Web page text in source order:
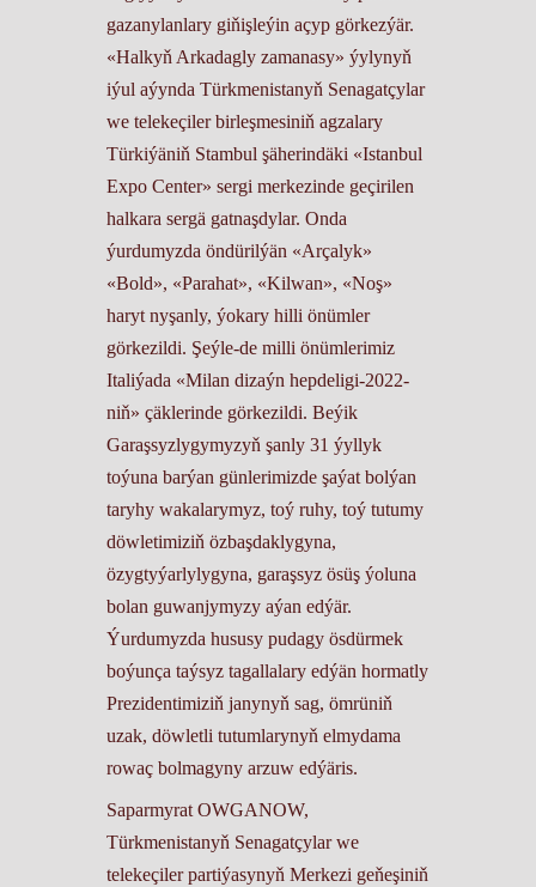
Saparmyrat OWGANOW,
Türkmenistanyň Senagatçylar we
telekeçiler partiýasynyň Merkezi geňeşiniň